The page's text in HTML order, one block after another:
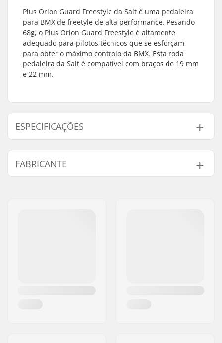
Plus Orion Guard Freestyle da Salt é uma pedaleira
para BMX de freetyle de alta performance. Pesando
68g, o Plus Orion Guard Freestyle é altamente
adequado para pilotos técnicos que se esforçam
para obter o máximo controlo da BMX. Esta roda
pedaleira da Salt é compatível com braços de 19 mm
e 22 mm.
ESPECIFICAÇÕES
Montagem do prato:
19mm, 22mm,
Peso:
68g
FABRICANTE